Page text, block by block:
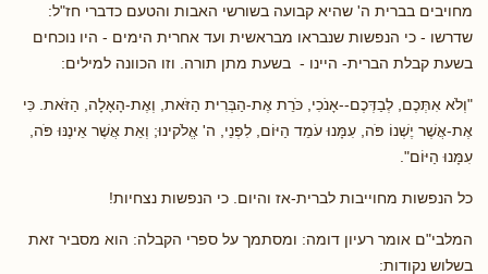
מחויבים בברית ה' שהיא קבועה בשורשי האבות והטעם כדברי חז"ל:
שדרשו - כי הנפשות שנבראו מבראשית ועד אחרית הימים - היו נוכחים
בשעת קבלת הברית- היינו - בשעת מתן תורה. וזו הכוונה למילים:
"וְלֹא אִתְּכֶם, לְבַדְּכֶם--אָנֹכִי, כֹּרֵת אֶת-הַבְּרִית הַזֹּאת, וְאֶת-הָאָלָה, הַזֹּאת. כִּי
אֶת-אֲשֶׁר יֶשְׁנוֹ פֹּה, עִמָּנוּ עֹמֵד הַיּוֹם, לִפְנֵי, ה' אֱלֹקינוּ; וְאֵת אֲשֶׁר אֵינֶנּוּ פֹּה,
עִמָּנוּ הַיּוֹם".
כל הנפשות מחוייבות לברית-אז והיום. כי הנפשות נצחיות!
המלבי"ם אומר רעיון דומה: ומסתמך על ספרי הקבלה: הוא מסביר זאת
בשלוש נקודות: